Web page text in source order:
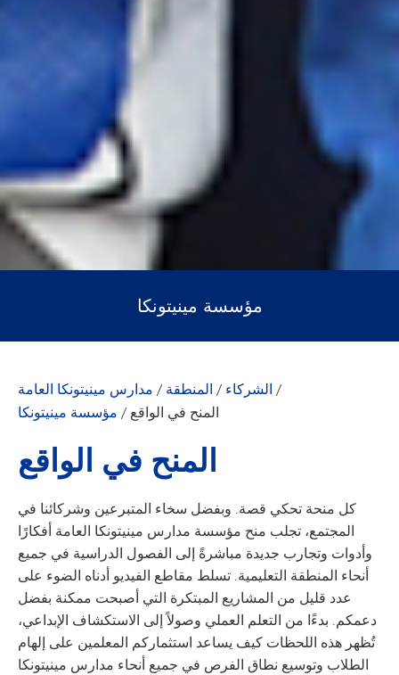
مؤسسة مينيتونكا
مدارس مينيتونكا العامة / المنطقة / الشركاء /
مؤسسة مينيتونكا / المنح في الواقع
المنح في الواقع
كل منحة تحكي قصة. وبفضل سخاء المتبرعين وشركائنا في
المجتمع، تجلب منح مؤسسة مدارس مينيتونكا العامة أفكارًا
وأدوات وتجارب جديدة مباشرةً إلى الفصول الدراسية في جميع
أنحاء المنطقة التعليمية. تسلط مقاطع الفيديو أدناه الضوء على
عدد قليل من المشاريع المبتكرة التي أصبحت ممكنة بفضل
دعمكم. بدءًا من التعلم العملي وصولاً إلى الاستكشاف الإبداعي،
تُظهر هذه اللحظات كيف يساعد استثماركم المعلمين على إلهام
الطلاب وتوسيع نطاق الفرص في جميع أنحاء مدارس مينيتونكا